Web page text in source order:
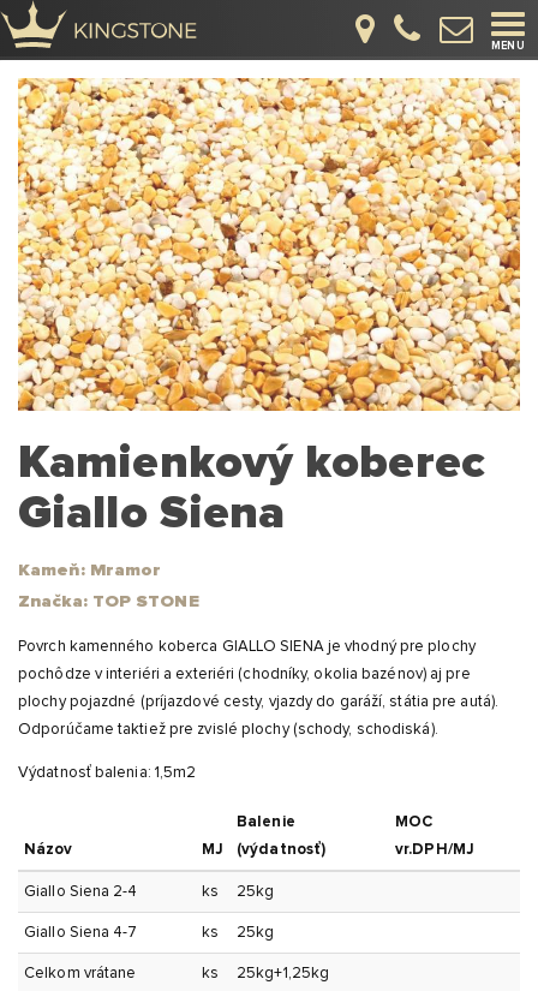
MENU
Kamienkový koberec
Giallo Siena
Kameň: Mramor
Značka: TOP STONE
Povrch kamenného koberca GIALLO SIENA je vhodný pre plochy
pochôdze v interiéri a exteriéri (chodníky, okolia bazénov) aj pre
plochy pojazdné (príjazdové cesty, vjazdy do garáží, státia pre autá).
Odporúčame taktiež pre zvislé plochy (schody, schodiská).
Výdatnosť balenia: 1,5m2
Názov MJ
Balenie
(výdatnosť)
MOC
vr.DPH/MJ
Giallo Siena 2-4 ks 25kg
Giallo Siena 4-7 ks 25kg
Celkom vrátane
ks 25kg+1,25kg